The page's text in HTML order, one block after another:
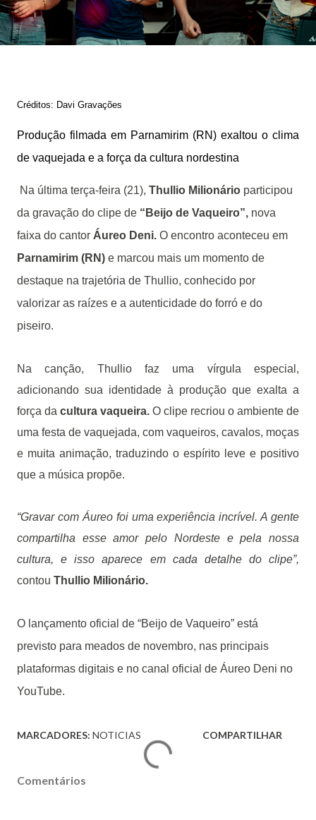
Créditos: Davi Gravações
Produção filmada em Parnamirim (RN) exaltou o clima
de vaquejada e a força da cultura nordestina
Na última terça-feira (21), Thullio Milionário participou
da gravação do clipe de “Beijo de Vaqueiro”, nova
faixa do cantor Áureo Deni. O encontro aconteceu em
Parnamirim (RN) e marcou mais um momento de
destaque na trajetória de Thullio, conhecido por
valorizar as raízes e a autenticidade do forró e do
piseiro.
Na canção, Thullio faz uma vírgula especial,
adicionando sua identidade à produção que exalta a
força da cultura vaqueira. O clipe recriou o ambiente de
uma festa de vaquejada, com vaqueiros, cavalos, moças
e muita animação, traduzindo o espírito leve e positivo
que a música propõe.
“Gravar com Áureo foi uma experiência incrível. A gente
compartilha esse amor pelo Nordeste e pela nossa
cultura, e isso aparece em cada detalhe do clipe”,
contou Thullio Milionário.
O lançamento oficial de “Beijo de Vaqueiro” está
previsto para meados de novembro, nas principais
plataformas digitais e no canal oficial de Áureo Deni no
YouTube.
MARCADORES: NOTICIAS COMPARTILHAR
Comentários